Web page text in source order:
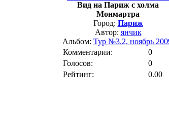
Вид на Париж с холма
Монмартра
Город: Париж
Автор: янчик
Альбом: Тур №3.2, ноябрь
Комментарии:
0
Голосов:
0
Рейтинг:
0.00